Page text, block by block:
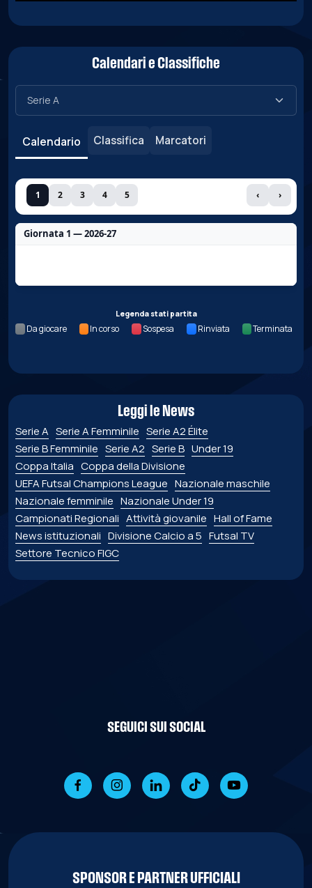
Calendari e Classifiche
Calendario Classifica Marcatori
1 2 3 4 5 ‹ ›
Giornata 1 — 2026-27
Legenda stati partita
Da giocare In corso Sospesa Rinviata Terminata
Leggi le News
Serie A Serie A Femminile Serie A2 Élite
Serie B Femminile Serie A2 Serie B Under 19
Coppa Italia Coppa della Divisione
UEFA Futsal Champions League Nazionale maschile
Nazionale femminile Nazionale Under 19
Campionati Regionali Attività giovanile Hall of Fame
News istituzionali Divisione Calcio a 5 Futsal TV
Settore Tecnico FIGC
SEGUICI SUI SOCIAL
SPONSOR E PARTNER UFFICIALI